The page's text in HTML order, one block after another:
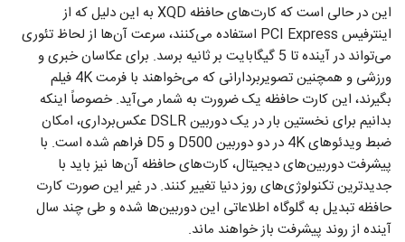
این در حالی است که کارت‌های حافظه XQD به این دلیل که از
اینترفیس PCI Express استفاده می‌کنند، سرعت آن‌ها از لحاظ تئوری
می‌تواند در آینده تا 5 گیگابایت بر ثانیه برسد. برای عکاسان خبری و
ورزشی و همچنین تصویربردارانی که می‌خواهند با فرمت 4K فیلم
بگیرند، این کارت حافظه یک ضرورت به شمار می‌آید. خصوصاً اینکه
بدانیم برای نخستین بار در یک دوربین DSLR عکس‌برداری، امکان
ضبط ویدئو‌های 4K در دو دوربین‌ D500 و D5 فراهم شده است. با
پیشرفت دوربین‌های دیجیتال، کارت‌های حافظه آن‌ها نیز باید با
جدیدترین تکنولوژی‌های روز دنیا تغییر کنند. در غیر این صورت کارت
حافظه تبدیل به گلوگاه اطلاعاتی این دوربین‌ها شده و طی چند سال
آینده از روند پیشرفت باز خواهند ماند.